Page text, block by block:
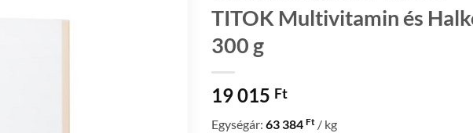
TITOK Multivitamin és
300 g
19 015 Ft
Egységár: 63 384 Ft / kg